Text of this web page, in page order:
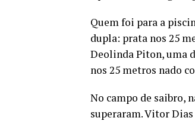
Quem foi para a
dupla: prata nos 25
Deolinda Piton, uma
nos 25 metros nado
No campo de saibro,
superaram. Vitor